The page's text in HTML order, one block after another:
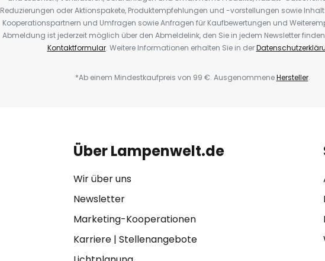
Reduzierungen oder Aktionspakete, Produktempfehlungen und -vorstellungen sowie
Kooperationspartnern und Umfragen sowie Anfragen für Kaufbewertungen und
Abmeldung ist jederzeit möglich über den Abmeldelink, den Sie in jedem Newsletter
Kontaktformular. Weitere Informationen erhalten Sie in der
*Ab einem Mindestkaufpreis von 99 €. AusgenommeneHersteller.
Über Lampenwelt.de
Wir über uns
Newsletter
Marketing-Kooperationen
Karriere| Stellenangebote